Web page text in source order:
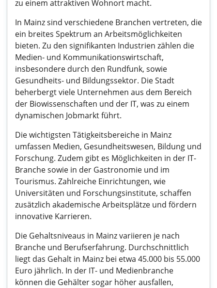
zu einem attraktiven Wohnort macht.
In Mainz sind verschiedene Branchen vertreten, die
ein breites Spektrum an Arbeitsmöglichkeiten
bieten. Zu den signifikanten Industrien zählen die
Medien- und Kommunikationswirtschaft,
insbesondere durch den Rundfunk, sowie
Gesundheits- und Bildungssektor. Die Stadt
beherbergt viele Unternehmen aus dem Bereich
der Biowissenschaften und der IT, was zu einem
dynamischen Jobmarkt führt.
Die wichtigsten Tätigkeitsbereiche in Mainz
umfassen Medien, Gesundheitswesen, Bildung und
Forschung. Zudem gibt es Möglichkeiten in der IT-
Branche sowie in der Gastronomie und im
Tourismus. Zahlreiche Einrichtungen, wie
Universitäten und Forschungsinstitute, schaffen
zusätzlich akademische Arbeitsplätze und fördern
innovative Karrieren.
Die Gehaltsniveaus in Mainz variieren je nach
Branche und Berufserfahrung. Durchschnittlich
liegt das Gehalt in Mainz bei etwa 45.000 bis 55.000
Euro jährlich. In der IT- und Medienbranche
können die Gehälter sogar höher ausfallen,